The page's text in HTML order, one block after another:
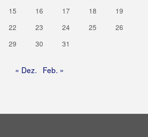
15 16 17 18
19
22 23 24 25
26
29 30 31
« Dez. Feb. »